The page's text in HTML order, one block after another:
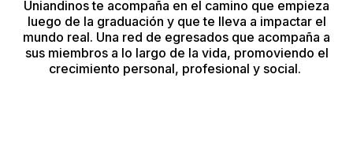
Uniandinos te acompaña en el camino que empieza
luego de la graduación y que te lleva a impactar el
mundo real. Una red de egresados que acompaña a
sus miembros a lo largo de la vida, promoviendo el
crecimiento personal, profesional y social.